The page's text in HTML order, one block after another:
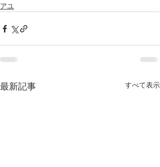
アユ
最新記事 すべて表示